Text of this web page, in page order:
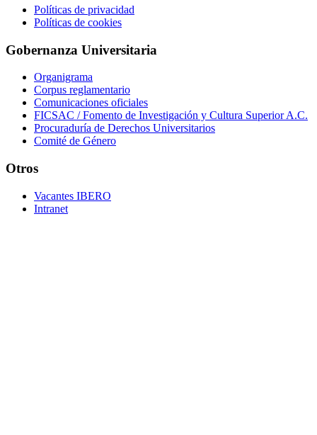
Políticas de privacidad
Políticas de cookies
Gobernanza Universitaria
Organigrama
Corpus reglamentario
Comunicaciones oficiales
FICSAC / Fomento de Investigación y Cultura Superior A.C.
Procuraduría de Derechos Universitarios
Comité de Género
Otros
Vacantes IBERO
Intranet